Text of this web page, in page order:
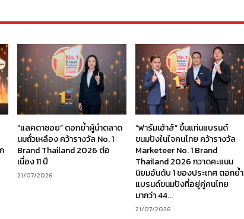
“แลคตาซอย” ตอกย้ำผู้นำตลาด
นมถั่วเหลือง คว้ารางวัล No. 1
Brand Thailand 2026 ต่อ
เนื่อง 11 ปี
21/07/2026
“ฟาร์มเฮ้าส์” ขึ้นแท่นแบรนด์
ขนมปังในใจคนไทย คว้ารางวัล
Marketeer No. 1 Brand
Thailand 2026 กวาดคะแนน
นิยมอันดับ 1 ของประเทศ ตอกย้ำ
แบรนด์ขนมปังที่อยู่คู่คนไทย
มากว่า 44...
21/07/2026